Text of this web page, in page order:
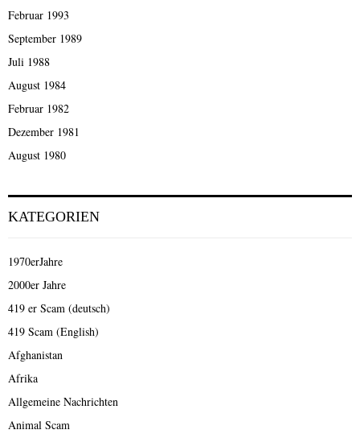
Februar 1993
September 1989
Juli 1988
August 1984
Februar 1982
Dezember 1981
August 1980
KATEGORIEN
1970erJahre
2000er Jahre
419 er Scam (deutsch)
419 Scam (English)
Afghanistan
Afrika
Allgemeine Nachrichten
Animal Scam